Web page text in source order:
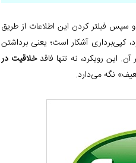
و سپس فیلتر کردن این اطلاعات از طریق
کپی‌برداری آشکار است؛ یعنی برداشتن
این رویکرد، نه تنها فاقدخلاقیت در
نگه می‌دارد.